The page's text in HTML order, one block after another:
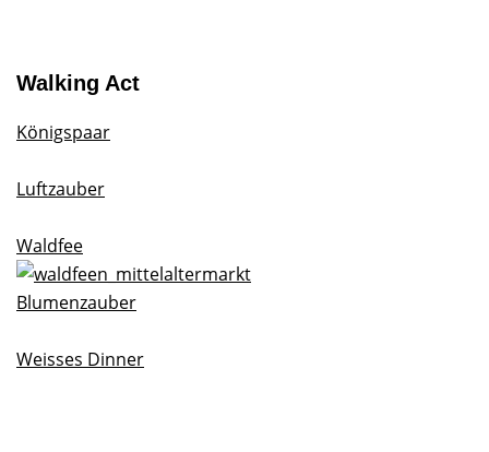
Walking Act
Königspaar
Luftzauber
Waldfee
Blumenzauber
Weisses Dinner